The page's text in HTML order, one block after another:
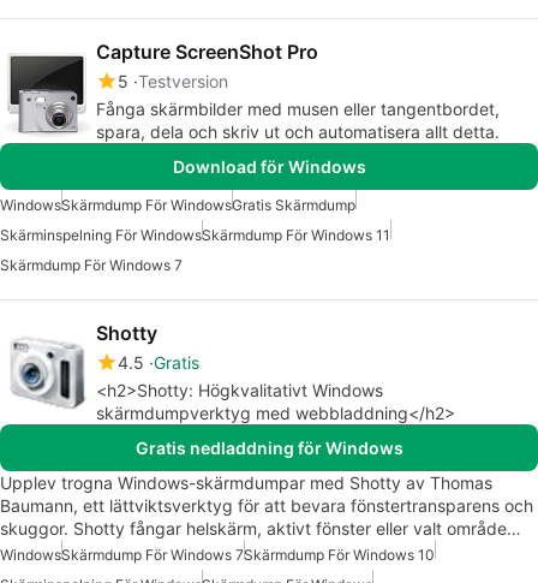
Capture ScreenShot Pro
5 Testversion
Fånga skärmbilder med musen eller tangentbordet,
spara, dela och skriv ut och automatisera allt detta.
Download för Windows
WindowsSkärmdump För WindowsGratis Skärmdump
Skärminspelning För WindowsSkärmdump För Windows 11
Skärmdump För Windows 7
Shotty
4.5 Gratis
<h2>Shotty: Högkvalitativt Windows
skärmdumpverktyg med webbladdning</h2>
Gratis nedladdning för Windows
Upplev trogna Windows-skärmdumpar med Shotty av Thomas
Baumann, ett lättviktsverktyg för att bevara fönstertransparens och
skuggor. Shotty fångar helskärm, aktivt fönster eller valt område…
WindowsSkärmdump För Windows 7Skärmdump För Windows 10